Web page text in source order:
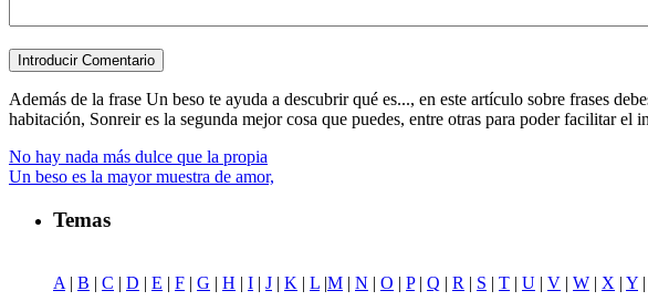
Además de la frase Un beso te ayuda a descubrir qué es..., en este artículo sobre frases
habitación, Sonreir es la segunda mejor cosa que puedes, entre otras para poder facilitar el
No hay nada más dulce que la propia
Un beso es la mayor muestra de amor,
Temas
A | B | C | D | E | F | G | H | I | J | K | L |M | N | O | P| Q | R | S | T | U | V | W | X | Y |